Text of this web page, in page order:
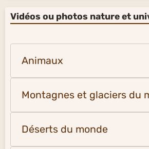
Vidéos ou photos nature et
Animaux
Montagnes et glaciers du
Déserts du monde